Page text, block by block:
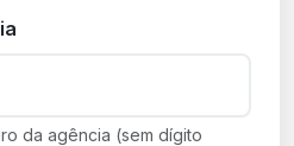
da agência (sem dígito